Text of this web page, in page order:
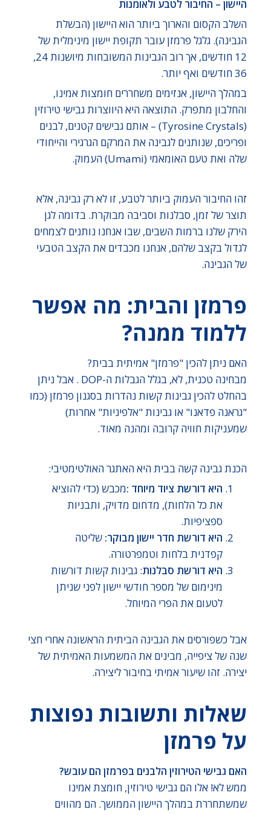
היישון – החיבור לטבע ולאומנות
השלב הקסום והארוך ביותר הוא היישון (הבשלת
הגבינה). גלגל פרמזן עובר תקופת יישון מינימלית של
12 חודשים, אך רוב הגבינות המשובחות מיושנות 24,
36 חודשים ואף יותר.
במהלך היישון, אנזימים משחררים חומצות אמינו,
והחלבון מתפרק. התוצאה היא היווצרות גבישי טירוזין
(Tyrosine Crystals) – אותם גבישים קטנים, לבנים
ופריכים, שנותנים לגבינה את המרקם הגרגירי והייחודי
שלה ואת טעם האומאמי (Umami) העמוק.
זהו החיבור העמוק ביותר לטבע, זו לא רק גבינה, אלא
תוצר של זמן, סבלנות וסביבה מבוקרת. בדומה לגן
הירק שלנו ברמות השבים, שבו אנחנו נותנים לצמחים
לגדול בקצב שלהם, אנחנו מכבדים את הקצב הטבעי
של הגבינה.
פרמזן והבית: מה אפשר
ללמוד ממנה?
האם ניתן להכין "פרמזן" אמיתית בבית?
מבחינה טכנית, לא, בגלל הגבלות ה-DOP . אבל ניתן
בהחלט להכין גבינות קשות נהדרות בסגנון פרמזן (כמו
"גראנה פדאנו" או גבינות "אלפיניות" אחרות)
שמעניקות חוויה קרובה ומהנה מאוד.
הכנת גבינה קשה בבית היא האתגר האולטימטיבי:
היא דורשת ציוד מיוחד :מכבש (כדי להוציא
את כל הלחות), מדחום מדויק, ותבניות
ספציפיות.
היא דורשת חדר יישון מבוקר: שליטה
קפדנית בלחות וטמפרטורה.
היא דורשת סבלנות: גבינות קשות דורשות
מינימום של מספר חודשי יישון לפני שניתן
לטעום את הפרי המיוחל.
אבל כשפורסים את הגבינה הביתית הראשונה אחרי חצי
שנה של ציפייה, מבינים את המשמעות האמיתית של
יצירה. זהו שיעור אמיתי בחיבור ליצירה.
שאלות ותשובות נפוצות
על פרמזן
האם גבישי הטירוזין הלבנים בפרמזן הם עובש?
ממש לא! אלו הם גבישי טירוזין, חומצת אמינו
שמשתחררת במהלך היישון הממושך. הם מהווים